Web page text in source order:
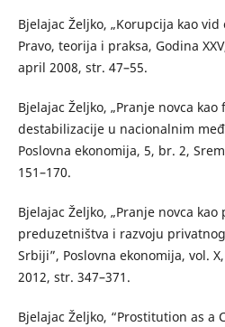
Bjelajac Željko, „Korupcija kao
Pravo, teorija i praksa, Godina
april 2008, str. 47–55.
Bjelajac Željko, „Pranje novca
destabilizacije u nacionalnim
Poslovna ekonomija, 5, br. 2,
151–170.
Bjelajac Željko, „Pranje novca
preduzetništva i razvoju
Srbiji”, Poslovna ekonomija, vol.
2012, str. 347–371.
Bjelajac Željko, “Prostitution as a